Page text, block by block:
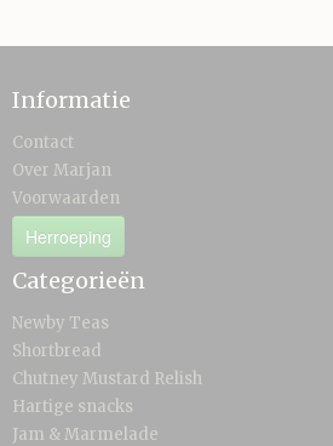
Informatie
Contact
Over Marjan
Voorwaarden
Herroeping
Categorieën
Newby Teas
Shortbread
Chutney Mustard Relish
Hartige snacks
Jam & Marmelade